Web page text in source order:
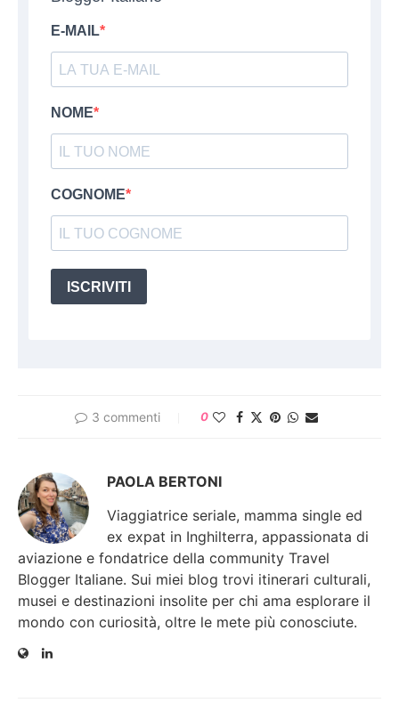
E-MAIL
NOME
COGNOME
ISCRIVITI
3 commenti 0
PAOLA BERTONI
Viaggiatrice seriale, mamma single ed
ex expat in Inghilterra, appassionata di
aviazione e fondatrice della community Travel
Blogger Italiane. Sui miei blog trovi itinerari culturali,
musei e destinazioni insolite per chi ama esplorare il
mondo con curiosità, oltre le mete più conosciute.